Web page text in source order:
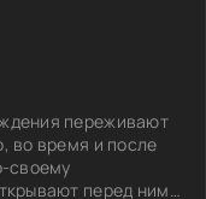
переживают
во время и после
своему
перед ними